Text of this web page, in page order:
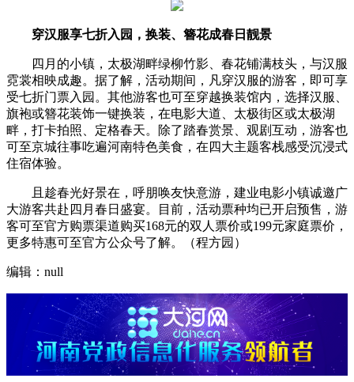
穿汉服享七折入园，换装、簪花成春日靓景
四月的小镇，太极湖畔绿柳竹影、春花铺满枝头，与汉服
霓裳相映成趣。据了解，活动期间，凡穿汉服的游客，即可享
受七折门票入园。其他游客也可至穿越换装馆内，选择汉服、
旗袍或簪花装饰一键换装，在电影大道、太极街区或太极湖
畔，打卡拍照、定格春天。除了踏春赏景、观剧互动，游客也
可至京城往事吃遍河南特色美食，在四大主题客栈感受沉浸式
住宿体验。
且趁春光好景在，呼朋唤友快意游，建业电影小镇诚邀广
大游客共赴四月春日盛宴。目前，活动票种均已开启预售，游
客可至官方购票渠道购买168元的双人票价或199元家庭票价，
更多特惠可至官方公众号了解。（程方园）
编辑：null